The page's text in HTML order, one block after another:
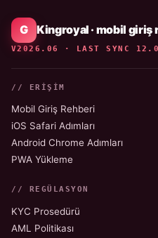
Kingroyal · mobil giriş
V2026.06 · LAST SYNC
// ERIŞIM
Mobil Giriş Rehberi
iOS Safari Adımları
Android Chrome Adımları
PWA Yükleme
// REGÜLASYON
KYC Prosedürü
AML Politikası